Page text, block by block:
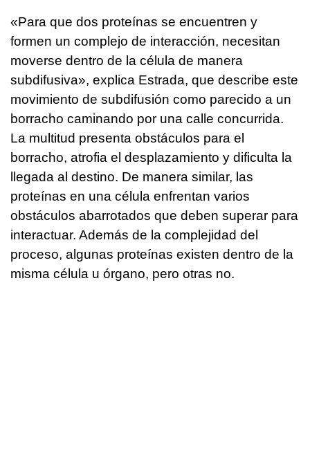
«Para que dos proteínas se encuentren y
formen un complejo de interacción, necesitan
moverse dentro de la célula de manera
subdifusiva», explica Estrada, que describe este
movimiento de subdifusión como parecido a un
borracho caminando por una calle concurrida.
La multitud presenta obstáculos para el
borracho, atrofia el desplazamiento y dificulta la
llegada al destino. De manera similar, las
proteínas en una célula enfrentan varios
obstáculos abarrotados que deben superar para
interactuar. Además de la complejidad del
proceso, algunas proteínas existen dentro de la
misma célula u órgano, pero otras no.